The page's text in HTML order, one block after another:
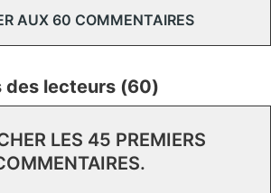
AUX 60 COMMENTAIRES
des lecteurs (60)
LES 45 PREMIERS